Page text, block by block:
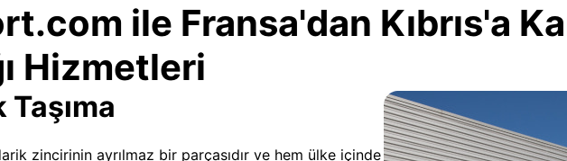
ile Fransa'dan Kıbrıs'a
Hizmetleri
zincirinin ayrılmaz bir parçasıdır ve hem ülke içinde